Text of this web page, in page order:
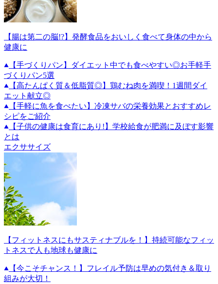
【腸は第二の脳!?】発酵食品をおいしく食べて身体の中から
健康に
【手づくりパン】ダイエット中でも食べやすい◎お手軽手
づくりパン5選
【高たんぱく質＆低脂質◎】鶏むね肉を満喫！1週間ダイ
エット献立◎
【手軽に魚を食べたい】冷凍サバの栄養効果とおすすめレ
シピをご紹介
【子供の健康は食育にあり!】学校給食が肥満に及ぼす影響
とは
エクササイズ
【フィットネスにもサスティナブルを！】持続可能なフィッ
トネスで人も地球も健康に
【今こそチャンス！】フレイル予防は早めの気付き＆取り
組みが大切！